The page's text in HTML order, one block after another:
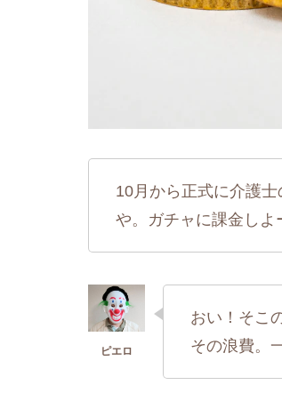
10月から正式に介護
や。ガチャに課金しよ
おい！そこ
その浪費。